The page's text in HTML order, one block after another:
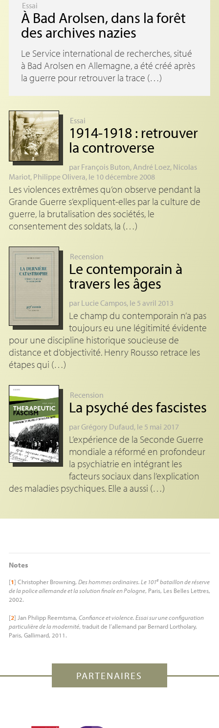
Essai
À Bad Arolsen, dans la forêt
des archives nazies
Le Service international de recherches, situé
à Bad Arolsen en Allemagne, a été créé après
la guerre pour retrouver la trace (…)
Essai
1914-1918 : retrouver
la controverse
par François Buton,André Loez, Nicolas
Mariot, Philippe Olivera, le 10 décembre 2008
Les violences extrêmes qu’on observe pendant la
Grande Guerre s’expliquent-elles par la culture de
guerre, la brutalisation des sociétés, le
consentement des soldats, la (…)
Recension
Le contemporain à
travers les âges
par Lucie Campos, le 5 avril 2013
Le champ du contemporain n’a pas
toujours eu une légitimité évidente
pour une discipline historique soucieuse de
distance et d’objectivité. Henry Rousso retrace les
étapes qui (…)
Recension
La psyché des fascistes
parGrégory Dufaud, le 5 mai 2017
L’expérience de la Seconde Guerre
mondiale a réformé en profondeur
la psychiatrie en intégrant les
facteurs sociaux dans l’explication
des maladies psychiques. Elle a aussi (…)
Notes
[1] Christopher Browning, Des hommes ordinaires. Le 101ebataillon de réserve
de la police allemande et la solution finale en Pologne, Paris, Les Belles Lettres,
2002.
[2] Jan Philipp Reemtsma, Confiance et violence. Essai sur une configuration
particulière de la modernité, traduit de l’allemand par Bernard Lortholary,
Paris, Gallimard, 2011.
PARTENAIRES